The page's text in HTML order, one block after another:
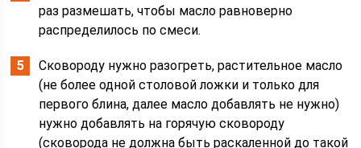
раз размешать, чтобы масло равноверно
распределилось по смеси.
Сковороду нужно разогреть, растительное масло
(не более одной столовой ложки и только для
первого блина, далее масло добавлять не нужно)
нужно добавлять на горячую сковороду
(сковорода не должна быть раскаленной до такой